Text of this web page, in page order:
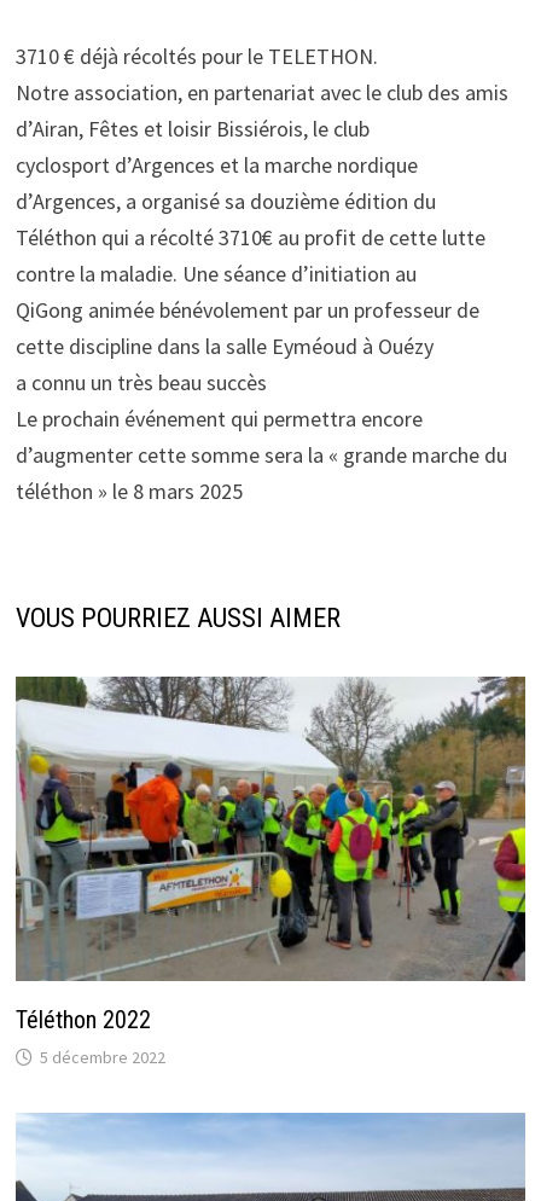
3710 € déjà récoltés pour le TELETHON.
Notre association, en partenariat avec le club des amis
d’Airan, Fêtes et loisir Bissiérois, le club
cyclosport d’Argences et la marche nordique
d’Argences, a organisé sa douzième édition du
Téléthon qui a récolté 3710€ au profit de cette lutte
contre la maladie. Une séance d’initiation au
QiGong animée bénévolement par un professeur de
cette discipline dans la salle Eyméoud à Ouézy
a connu un très beau succès
Le prochain événement qui permettra encore
d’augmenter cette somme sera la « grande marche du
téléthon » le 8 mars 2025
VOUS POURRIEZ AUSSI AIMER
Téléthon 2022
5 décembre 2022